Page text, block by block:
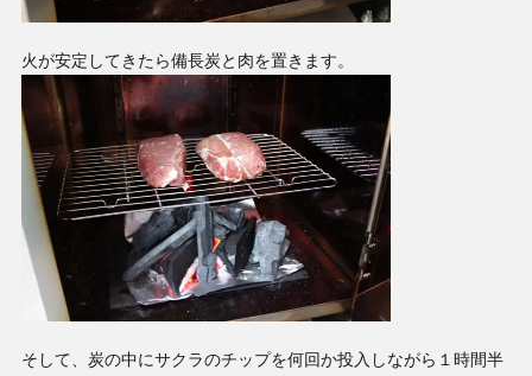
火が安定してきたら備長炭と肉を置きます。
そして、炭の中にサクラのチップを何回か投入しながら１時間半